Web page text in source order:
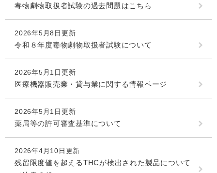
毒物劇物取扱者試験の過去問題はこちら
2026年5月8日更新
令和８年度毒物劇物取扱者試験について
2026年5月1日更新
医療機器販売業・貸与業に関する情報ページ
2026年5月1日更新
薬局等の許可審査基準について
2026年4月10日更新
残留限度値を超えるTHCが検出された製品について